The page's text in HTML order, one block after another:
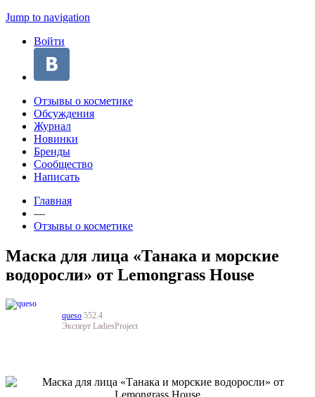
Jump to navigation
Войти
Отзывы о косметике
Обсуждения
Журнал
Новинки
Бренды
Сообщество
Написать
Главная
—
Отзывы о косметике
Маска для лица «Танака и морские
водоросли» от Lemongrass House
queso 552.4
Эксперт LadiesProject